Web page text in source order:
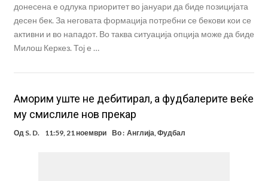
донесена е одлука приоритет во јануари да биде позицијата
десен бек. За неговата формација потребни се бекови кои се
активни и во нападот. Во таква ситуација опција може да биде
Милош Керкез. Тој е …
Аморим уште не дебитирал, а фудбалерите веќе
му смислиле нов прекар
Од S. D. 11:59, 21 ноември Во : Англија Фудбал